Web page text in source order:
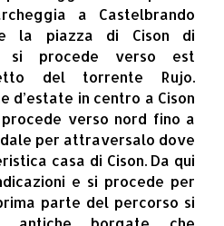
a Castelbrando
la piazza di Cison di
si procede verso est
del torrente Rujo.
d’estate in centro a Cison
verso nord fino a
per attraversalo dove
casa di Cison. Da qui
e si procede per
parte del percorso si